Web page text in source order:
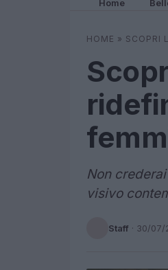
Home
HOME » SCOPRI
Non
visivo
Staff · 30/07/